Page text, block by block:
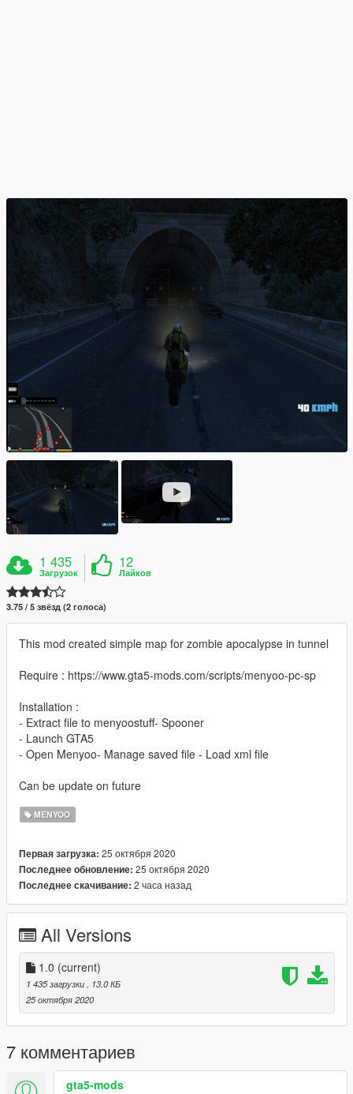
1 435
Загрузок
12
Лайков
3.75 / 5 звёзд (2 голоса)
This mod created simple map for zombie apocalypse in tunnel
Require : https://www.gta5-mods.com/scripts/menyoo-pc-sp
Installation :
- Extract file to menyoostuff- Spooner
- Launch GTA5
- Open Menyoo- Manage saved file - Load xml file
Can be update on future
MENYOO
Первая загрузка: 25 октября 2020
Последнее обновление: 25 октября 2020
Последнее скачивание: 2 часа назад
All Versions
1.0 (current)
1 435 загрузки, 13,0 КБ
25 октября 2020
7 комментариев
gta5-mods